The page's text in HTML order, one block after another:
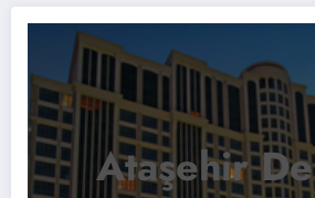
Ataşehir